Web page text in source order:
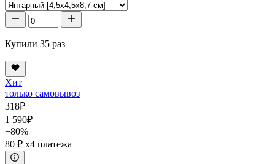
Купили 35 раз
Хит
только самовывоз
318₽
1 590₽
−80%
80 ₽ x4 платежа